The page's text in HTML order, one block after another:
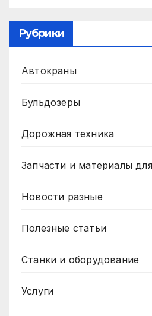
Рубрики
Автокраны
Бульдозеры
Дорожная техника
Запчасти и материалы
Новости разные
Полезные статьи
Станки и оборудование
Услуги